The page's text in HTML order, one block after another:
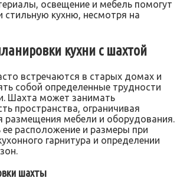
освещение и мебель помогут
стильную кухню, несмотря на
кухни с шахтой
встречаются в старых домах и
собой определенные трудности
Шахта может занимать
пространства, ограничивая
размещения мебели и оборудования.
расположение и размеры при
гарнитура и определении
шахты